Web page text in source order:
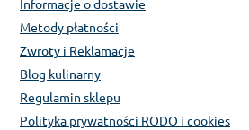
Informacje o dostawie
Metody płatności
Zwroty i Reklamacje
Blog kulinarny
Regulamin sklepu
Polityka prywatności RODO i cookies